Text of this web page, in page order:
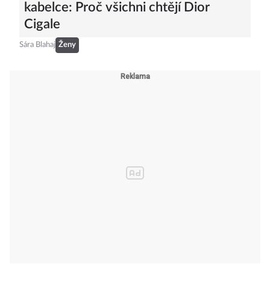
kabelce: Proč všichni chtějí Dior
Cigale
Sára Blahaj Ženy